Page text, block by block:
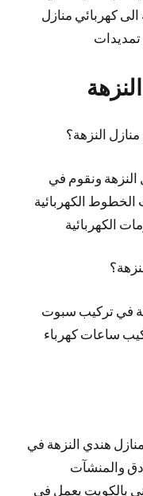
كهربائي منازل
تمديدات
النزهة؟
ونقوم في
الخطوط الكهربائية
الكهربائية
في تركيب سبوت
ساعات كهرباء
هندي النزهة في
والمنشآت
بالكويت يعمل في